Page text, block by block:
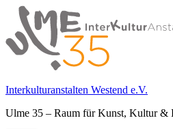
Springe
zum
Inhalt
Interkulturanstalten Westend e.V.
Ulme 35 – Raum für Kunst, Kultur &